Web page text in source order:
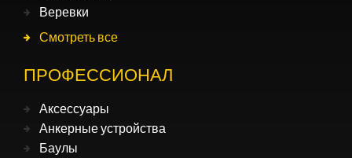
Веревки
Смотреть все
ПРОФЕССИОНАЛ
Аксессуары
Анкерные устройства
Баулы